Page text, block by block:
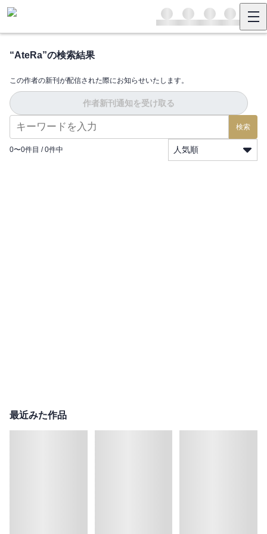
“AteRa”の検索結果
この作者の新刊が配信された際にお知らせいたします。
作者新刊通知を受け取る
検索
0〜0件目 / 0件中 人気順
最近みた作品